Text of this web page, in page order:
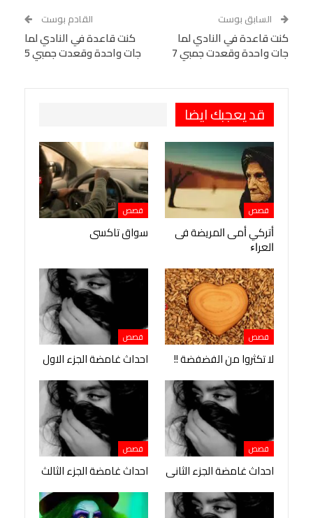
Tumblr
البريد الإلكتروني
StumbleUpon
VK
Digg
LINE
BlackBerry
Viber
السابق بوست
كنت قاعدة في النادي لما
جات واحدة وقعدت جمبي 7
القادم بوست
كنت قاعدة في النادي لما
جات واحدة وقعدت جمبي 5
قد يعجبك ايضا
قصص
ﺃﺗﺮﻛﻲ ﺃﻣﻰ ﺍﻟﻤﺮﻳﻀﺔ ﻓﻰ
ﺍﻟﻌﺮﺍﺀ
قصص
سواق تاكسى
قصص
لا تكثروا من الفضفضة !!
قصص
احداث غامضة الجزء الاول
قصص
احداث غامضة الجزء الثانى
قصص
احداث غامضة الجزء الثالث